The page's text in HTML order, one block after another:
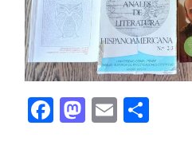
Facebook
Mastodon
Email